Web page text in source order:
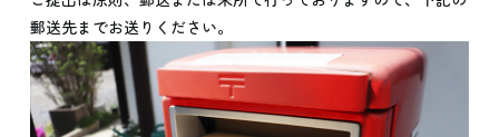
郵送先までお送りください。